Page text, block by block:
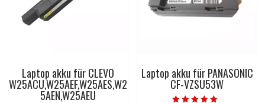
Laptop akku für CLEVO
W25ACU,W25AEF,W25AES,W2
5AEN,W25AEU
Laptop akku für PANASONIC
CF-VZSU53W